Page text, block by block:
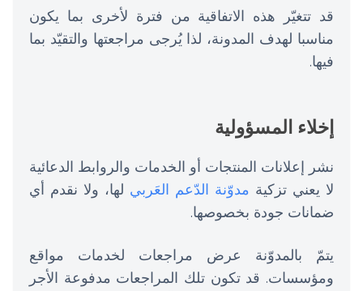
قد تتغيّر هذه الاتفاقية من فترة لأخرى بما يكون
مناسبا لهدف المدونة، لذا يُرجى مراجعتها والتقيّد بما
فيها.
إخلاء المسؤولية
نشر إعلانات المنتجات أو الخدمات والروابط الدعائية
لا يعني تزكية مدوّنة الدّعم العَربي لها، ولا نقدم أي
ضمانات جودة بخصوصها.
يتمّ بالمدوّنة عرض مراجعات لخدمات مواقع
ومؤسسات. قد تكون تلك المراجعات مدفوعة الأجر